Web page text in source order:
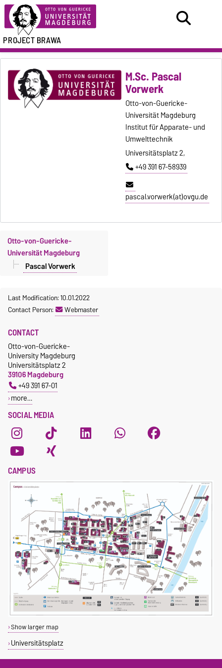
PROJECT BRAWA
M.Sc. Pascal
Vorwerk
Otto-von-Guericke-
Universität Magdeburg
Institut für Apparate- und
Umwelttechnik
Universitätsplatz 2,
+49 391 67-58939
pascal.vorwerk(at)ovgu.de
Otto-von-Guericke-
Universität Magdeburg
Pascal Vorwerk
Last Modification: 10.01.2022
Contact Person:
Webmaster
SOCIAL MEDIA
CONTACT
Otto-von-Guericke-
University Magdeburg
Universitätsplatz 2
39106 Magdeburg
+49 391 67-01
more…
CAMPUS
Show larger map
Universitätsplatz